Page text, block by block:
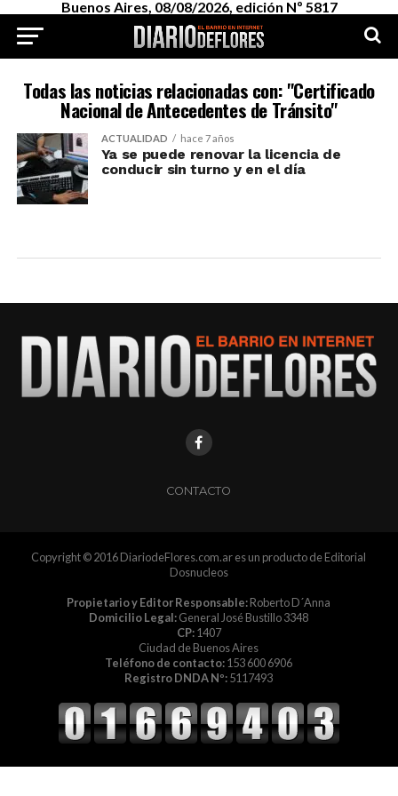
Buenos Aires, 08/08/2026, edición Nº 5817
Todas las noticias relacionadas con: "Certificado
Nacional de Antecedentes de Tránsito"
ACTUALIDAD hace 7 años
Ya se puede renovar la licencia de
conducir sin turno y en el día
CONTACTO
Copyright © 2016 DiariodeFlores.com.ar es un producto de Editorial
Dosnucleos
Propietario y Editor Responsable:Roberto D´Anna
Domicilio Legal:General José Bustillo 3348
CP:1407
Ciudad de Buenos Aires
Teléfono de contacto:153 600 6906
Registro DNDA Nº:5117493